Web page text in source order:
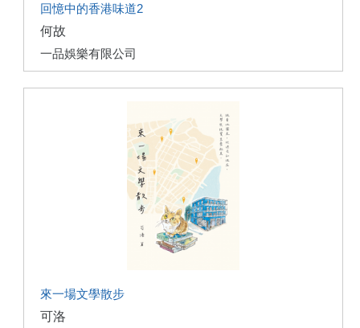
回憶中的香港味道2
何故
一品娛樂有限公司
來一場文學散步
可洛